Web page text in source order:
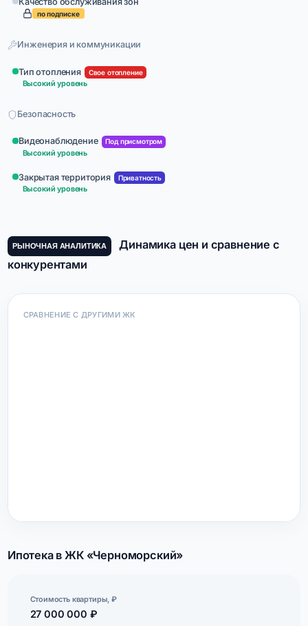
по подписке
Инженерия и коммуникации
Тип отопления Свое отопление
Высокий уровень
Безопасность
Видеонаблюдение Под присмотром
Высокий уровень
Закрытая территория Приватность
Высокий уровень
РЫНОЧНАЯ АНАЛИТИКА
Динамика цен и сравнение с
конкурентами
СРАВНЕНИЕ С ДРУГИМИ ЖК
Ипотека в ЖК «Черноморский»
Стоимость квартиры, ₽
27 000 000 ₽